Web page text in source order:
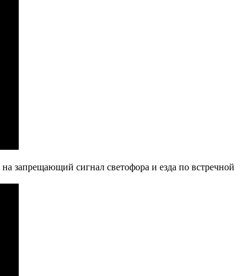
запрещающий сигнал светофора и езда по встречной